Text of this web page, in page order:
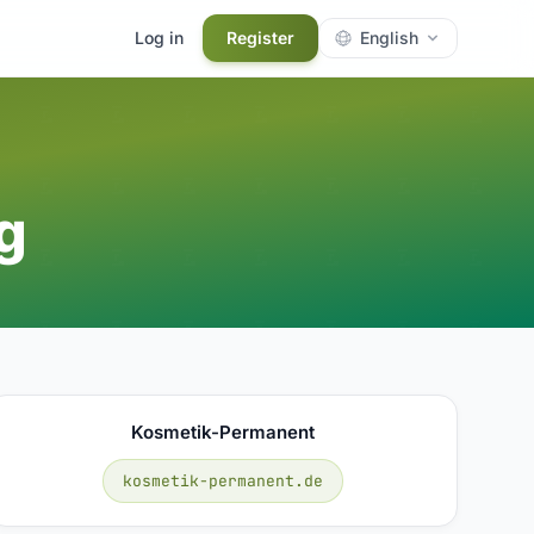
Log in Register English
Kosmetik-Permanent
kosmetik-permanent.de